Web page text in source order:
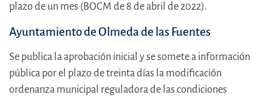
plazo de un mes (BOCM de 8 de abril de 2022).
Ayuntamiento de Olmeda de las Fuentes
Se publica la aprobación inicial y se somete a información
pública por el plazo de treinta días la modificación
ordenanza municipal reguladora de las condiciones